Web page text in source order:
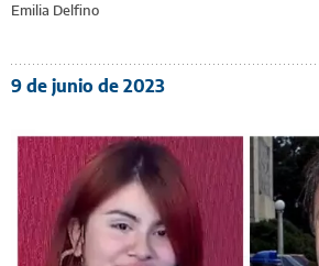
Emilia Delfino
9 de junio de 2023